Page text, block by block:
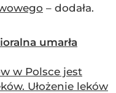
– dodała.
umarła
w Polsce jest
Ułożenie leków